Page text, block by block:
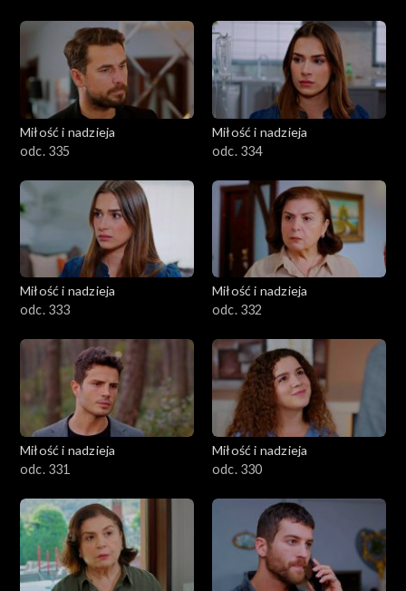
Miłość i nadzieja
odc. 335
Miłość i nadzieja
odc. 334
Miłość i nadzieja
odc. 333
Miłość i nadzieja
odc. 332
Miłość i nadzieja
odc. 331
Miłość i nadzieja
odc. 330